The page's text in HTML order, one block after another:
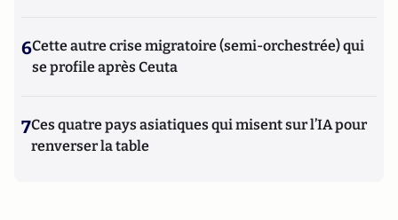
6Cette autre crise migratoire (semi-orchestrée) qui
se profile après Ceuta
7Ces quatre pays asiatiques qui misent sur l’IA pour
renverser la table